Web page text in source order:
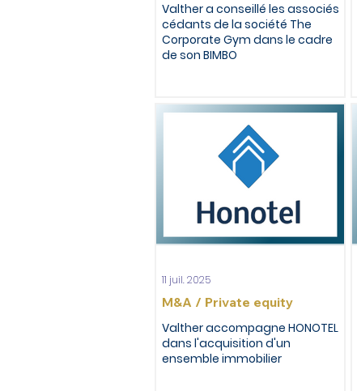
Valther a conseillé les associés
cédants de la société The
Corporate Gym dans le cadre
de son BIMBO
Valther accompagne HONOTEL
dans l'acquisition d'un
ensemble immobilier
M&A / Private equity
11 juil. 2025